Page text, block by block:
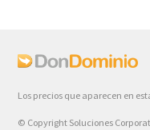
Los precios que aparecen en
© Copyright Soluciones